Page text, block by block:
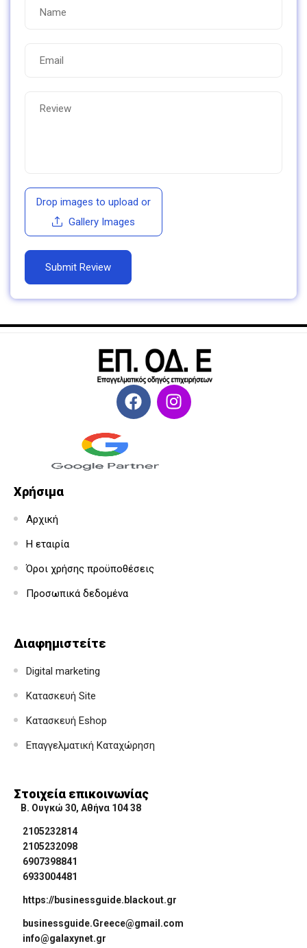
Drop images to upload or
Gallery Images
Χρήσιμα
Αρχική
Η εταιρία
Όροι χρήσης προϋποθέσεις
Προσωπικά δεδομένα
Διαφημιστείτε
Digital marketing
Κατασκευή Site
Κατασκευή Eshop
Επαγγελματική Καταχώρηση
Στοιχεία επικοινωνίας
Β. Ουγκώ 30, Αθήνα 104 38
2105232814
2105232098
6907398841
6933004481
https://businessguide.blackout.gr
businessguide.Greece@gmail.com
info@galaxynet.gr